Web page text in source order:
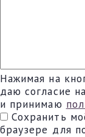
Нажимая на
даю согласие на
и принимаю
Сохранить
браузере для